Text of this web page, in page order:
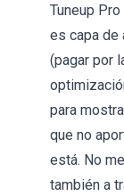
Tuneup
es capa de
(pagar por
para
que no
está. No
también a